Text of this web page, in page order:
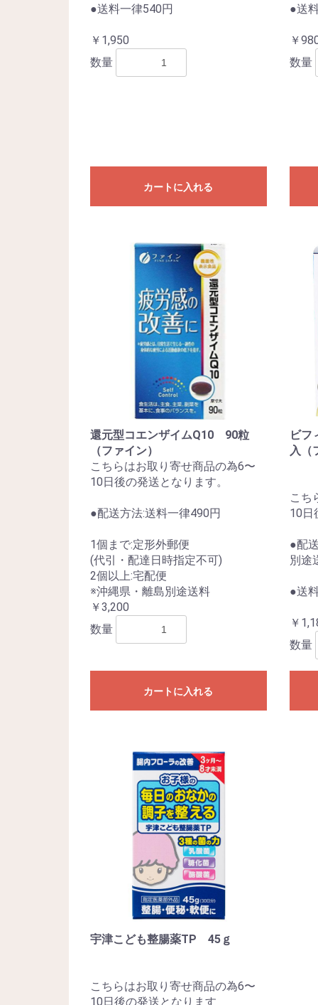
●送料一律540円
￥1,950
数量
カートに入れる
●送
￥
数量
還元型コエンザイムQ10 90粒
（ファイン）
こちらはお取り寄せ商品の為6〜
10日後の発送となります。
●配送方法:送料一律490円
1個まで:定形外郵便
(代引・配達日時指定不可)
2個以上:宅配便
※沖縄県・離島別途送料
￥3,200
数量
カートに入れる
ビフ
入（
こち
10日
●配
別途
●送
￥
数量
宇津こども整腸薬TP 45ｇ
こちらはお取り寄せ商品の為6〜
10日後の発送となります